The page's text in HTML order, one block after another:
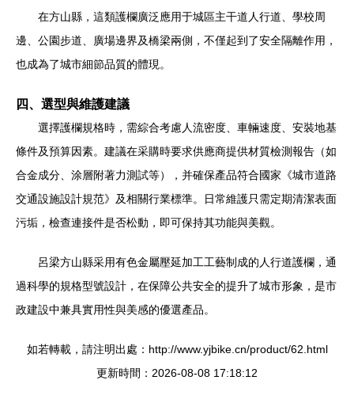
在方山縣，這類護欄廣泛應用于城區主干道人行道、學校周
邊、公園步道、廣場邊界及橋梁兩側，不僅起到了安全隔離作用，
也成為了城市細節品質的體現。
四、選型與維護建議
選擇護欄規格時，需綜合考慮人流密度、車輛速度、安裝地基
條件及預算因素。建議在采購時要求供應商提供材質檢測報告（如
合金成分、涂層附著力測試等），并確保產品符合國家《城市道路
交通設施設計規范》及相關行業標準。日常維護只需定期清潔表面
污垢，檢查連接件是否松動，即可保持其功能與美觀。
呂梁方山縣采用有色金屬壓延加工工藝制成的人行道護欄，通
過科學的規格型號設計，在保障公共安全的提升了城市形象，是市
政建設中兼具實用性與美感的優選產品。
如若轉載，請注明出處：http://www.yjbike.cn/product/62.html
更新時間：2026-08-08 17:18:12